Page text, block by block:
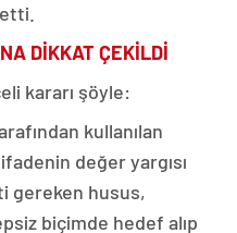
DİKKAT ÇEKİLDİ
kararı şöyle:
kullanılan
değer yargısı
gereken husus,
biçimde hedef alıp